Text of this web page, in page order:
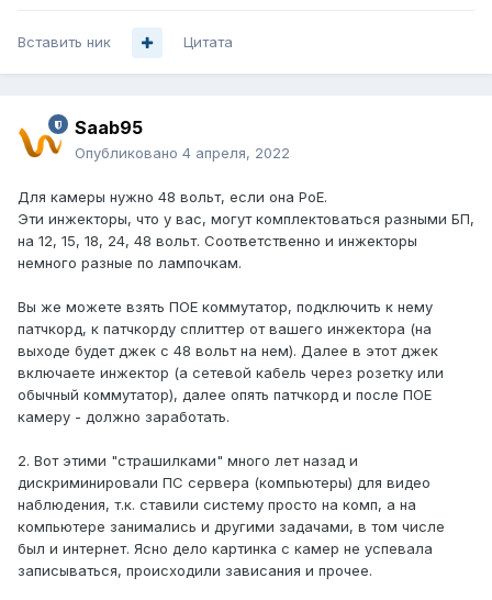
Вставить ник Цитата
Saab95
Опубликовано 4 апреля, 2022
Для камеры нужно 48 вольт, если она PoE.
Эти инжекторы, что у вас, могут комплектоваться разными БП,
на 12, 15, 18, 24, 48 вольт. Соответственно и инжекторы
немного разные по лампочкам.
Вы же можете взять ПОЕ коммутатор, подключить к нему
патчкорд, к патчкорду сплиттер от вашего инжектора (на
выходе будет джек с 48 вольт на нем). Далее в этот джек
включаете инжектор (а сетевой кабель через розетку или
обычный коммутатор), далее опять патчкорд и после ПОЕ
камеру - должно заработать.
2. Вот этими "страшилками" много лет назад и
дискриминировали ПС сервера (компьютеры) для видео
наблюдения, т.к. ставили систему просто на комп, а на
компьютере занимались и другими задачами, в том числе
был и интернет. Ясно дело картинка с камер не успевала
записываться, происходили зависания и прочее.